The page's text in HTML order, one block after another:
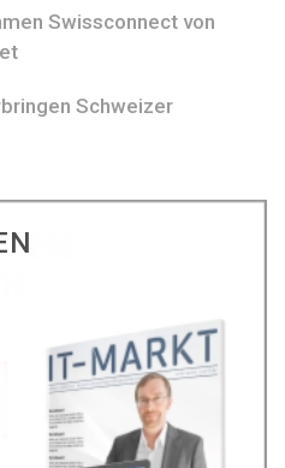
Swissconnect von
Schweizer